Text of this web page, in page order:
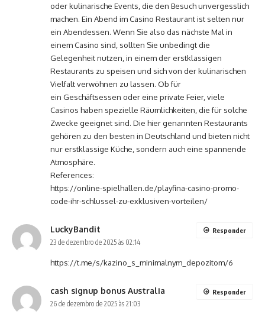
oder kulinarische Events, die den Besuch unvergesslich
machen. Ein Abend im Casino Restaurant ist selten nur
ein Abendessen. Wenn Sie also das nächste Mal in
einem Casino sind, sollten Sie unbedingt die
Gelegenheit nutzen, in einem der erstklassigen
Restaurants zu speisen und sich von der kulinarischen
Vielfalt verwöhnen zu lassen. Ob für
ein Geschäftsessen oder eine private Feier, viele
Casinos haben spezielle Räumlichkeiten, die für solche
Zwecke geeignet sind. Die hier genannten Restaurants
gehören zu den besten in Deutschland und bieten nicht
nur erstklassige Küche, sondern auch eine spannende
Atmosphäre.
References:
https://online-spielhallen.de/playfina-casino-promo-
code-ihr-schlussel-zu-exklusiven-vorteilen/
LuckyBandit
23 de dezembro de 2025 às 02:14
https://t.me/s/kazino_s_minimalnym_depozitom/6
Responder
cash signup bonus Australia
26 de dezembro de 2025 às 21:03
Responder